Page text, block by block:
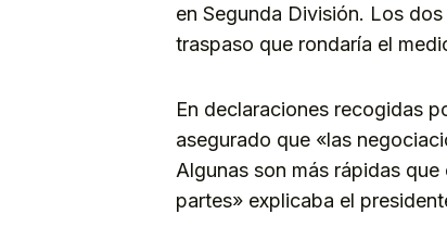
en Segunda División. Los
traspaso que rondaría el
En declaraciones recogidas
asegurado que «las
Algunas son más rápidas
partes» explicaba el